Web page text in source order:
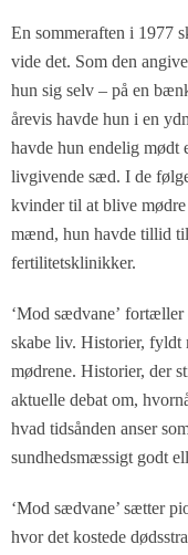
En sommeraften i 1977
vide det. Som den
hun sig selv – på en
årevis havde hun i en
havde hun endelig mødt
livgivende sæd. I de
kvinder til at blive
mænd, hun havde tillid
fertilitetsklinikker.
‘Mod sædvane’ fortæller
skabe liv. Historier, fyldt
mødrene. Historier, der
aktuelle debat om,
hvad tidsånden anser
sundhedsmæssigt godt
‘Mod sædvane’ sætter
hvor det kostede